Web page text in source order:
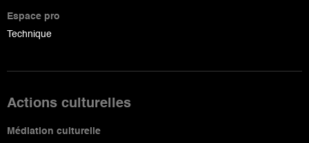
Espace pro
Technique
Actions culturelles
Médiation culturelle